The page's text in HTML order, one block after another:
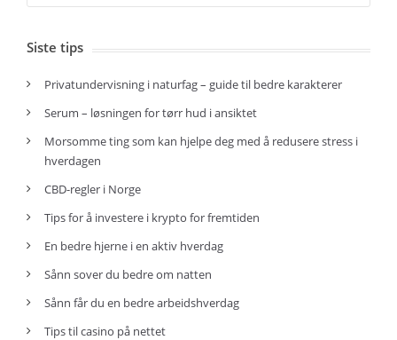
Siste tips
Privatundervisning i naturfag – guide til bedre karakterer
Serum – løsningen for tørr hud i ansiktet
Morsomme ting som kan hjelpe deg med å redusere stress i
hverdagen
CBD-regler i Norge
Tips for å investere i krypto for fremtiden
En bedre hjerne i en aktiv hverdag
Sånn sover du bedre om natten
Sånn får du en bedre arbeidshverdag
Tips til casino på nettet